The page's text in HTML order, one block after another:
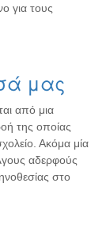
για τους
μας
από μια
της οποίας
Ακόμα μία
αδερφούς
στο